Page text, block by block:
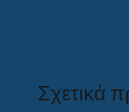
Σχετικά